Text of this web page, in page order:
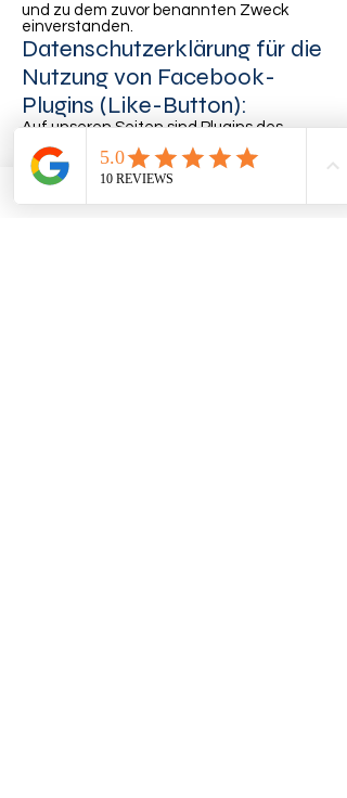
und zu dem zuvor benannten Zweck
einverstanden.
Datenschutzerklärung für die
Nutzung von Facebook-
Plugins (Like-Button):
Auf unseren Seiten sind Plugins des
sozialen Netzwerks Facebook, 1601 South
California Avenue, Palo Alto, CA 94304,
USA integriert. Die Facebook-Plugins
oder dem „Like-Button“ („Gefällt mir“) auf